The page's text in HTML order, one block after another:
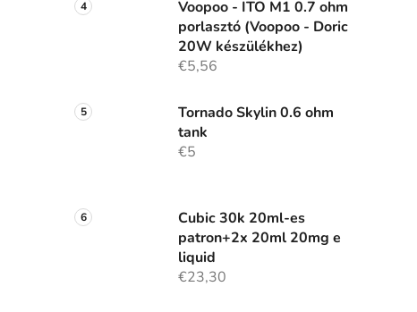
Voopoo - ITO M1 0.7 ohm
porlasztó (Voopoo - Doric
20W készülékhez)
€5,56
Tornado Skylin 0.6 ohm
tank
€5
Cubic 30k 20ml-es
patron+2x 20ml 20mg e
liquid
€23,30